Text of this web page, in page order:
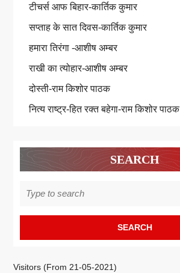
टीचर्स आफ बिहार-कार्तिक कुमार
सप्ताह के सात दिवस-कार्तिक कुमार
हमारा तिरंगा -आशीष अम्बर
राखी का त्योहार-आशीष अम्बर
दोस्ती-राम किशोर पाठक
नित्य राष्ट्र-हित रक्त बहेगा-राम किशोर पाठक
SEARCH
for:
Visitors (From 21-05-2021)